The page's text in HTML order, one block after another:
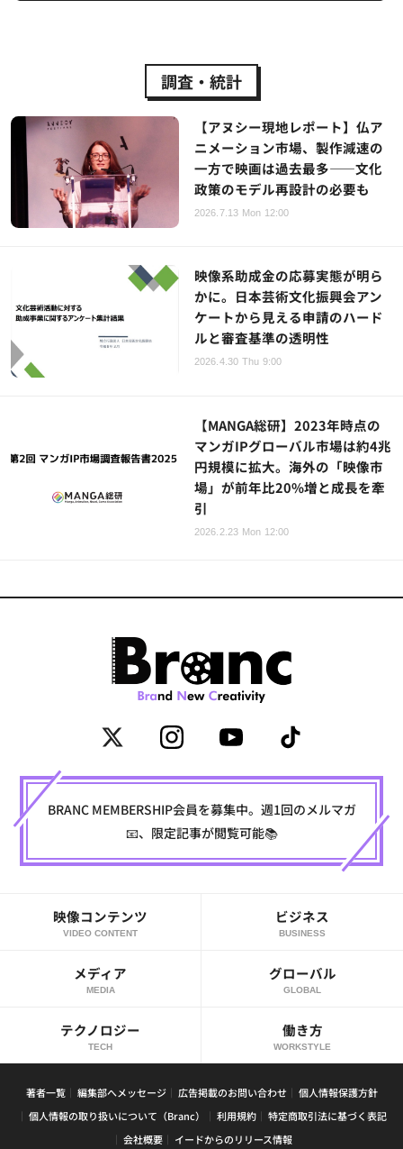
調査・統計
【アヌシー現地レポート】仏ア
ニメーション市場、製作減速の
一方で映画は過去最多——文化
政策のモデル再設計の必要も
2026.7.13 Mon 12:00
映像系助成金の応募実態が明ら
かに。日本芸術文化振興会アン
ケートから見える申請のハード
ルと審査基準の透明性
2026.4.30 Thu 9:00
【MANGA総研】2023年時点の
マンガIPグローバル市場は約4兆
円規模に拡大。海外の「映像市
場」が前年比20%増と成長を牽
引
2026.2.23 Mon 12:00
BRANC MEMBERSHIP会員を募集中。週1回のメルマガ
📧、限定記事が閲覧可能📚
映像コンテンツ
VIDEO CONTENT
ビジネス
BUSINESS
メディア
MEDIA
グローバル
GLOBAL
テクノロジー
TECH
働き方
WORKSTYLE
著者一覧 編集部へメッセージ 広告掲載のお問い合わせ
個人情報保護方針
個人情報の取り扱いについて（Branc）
利用規約
特定商取引法に基づく表記
会社概要
イードからのリリース情報